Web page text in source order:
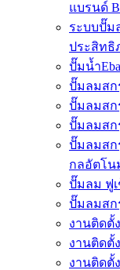
แบรนด์
ระบบปั๊ม
ประสิทธิ
ปั๊มน้ำ
ปั๊มลมสกรู
ปั๊มลมสก
ปั๊มลมสก
ปั๊มลมสก
กลอัตโน
ปั๊มลม ฟูเ
ปั๊มลมสกรู
งานติดตั้
งานติดตั้
งานติดตั้